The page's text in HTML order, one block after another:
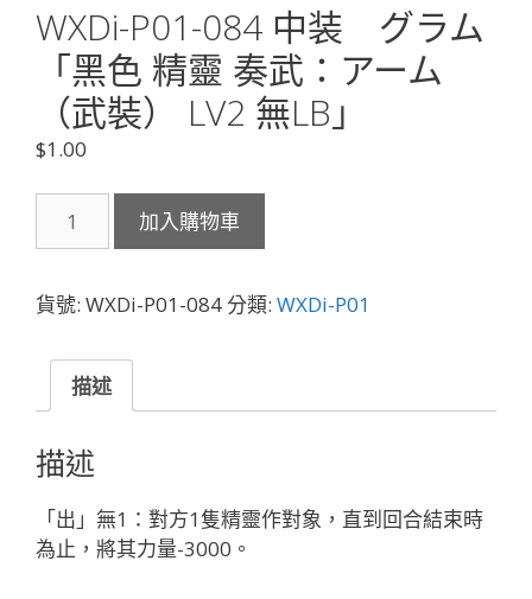
WXDi-P01-084 中装 グラム
「黑色 精靈 奏武：アーム
（武裝） LV2 無LB」
$1.00
P01-
中
グ
ム
「黑
色
精
靈
奏
加入購物車
貨號: WXDi-P01-084分類: WXDi-P01
描述
描述
「出」無1：對方1隻精靈作對象，直到回合結束時
為止，將其力量-3000。